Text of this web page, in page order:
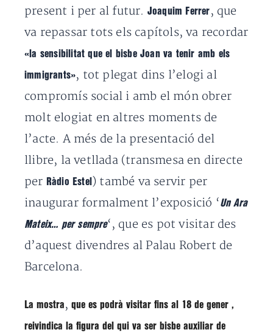
present i per al futur. Joaquim Ferrer , que
va repassar tots els capítols, va recordar
«la sensibilitat que el bisbe Joan va tenir amb els
immigrants», tot plegat dins l’elogi al
compromís social i amb el món obrer
molt elogiat en altres moments de
l’acte. A més de la presentació del
llibre, la vetllada (transmesa en directe
per Ràdio Estel ) també va servir per
inaugurar formalment l’exposició ‘ Un Ara
Mateix… per sempre‘, que es pot visitar des
d’aquest divendres al Palau Robert de
Barcelona.
La mostra , que es podrà visitar fins al 18 de gener ,
reivindica la figura del qui va ser bisbe auxiliar de